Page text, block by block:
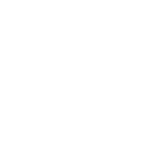
trap